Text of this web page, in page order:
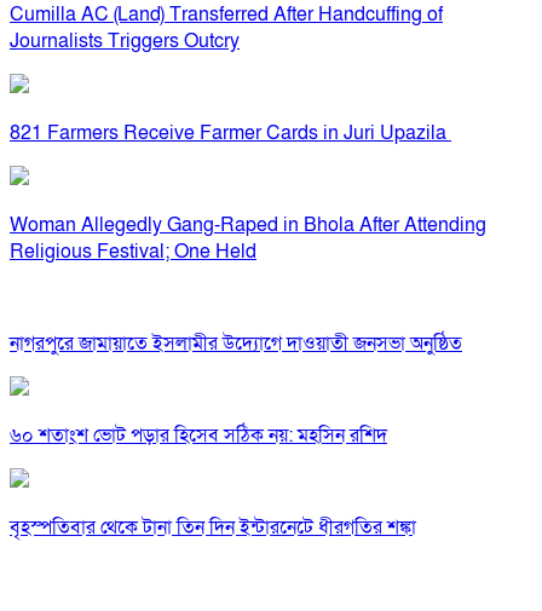
Cumilla AC (Land) Transferred After Handcuffing of
Journalists Triggers Outcry
821 Farmers Receive Farmer Cards in Juri Upazila
Woman Allegedly Gang-Raped in Bhola After Attending
Religious Festival; One Held
নাগরপুরে জামায়াতে ইসলামীর উদ্যোগে দাওয়াতী জনসভা অনুষ্ঠিত
৬০ শতাংশ ভোট পড়ার হিসেব সঠিক নয়: মহসিন রশিদ
বৃহস্পতিবার থেকে টানা তিন দিন ইন্টারনেটে ধীরগতির শঙ্কা